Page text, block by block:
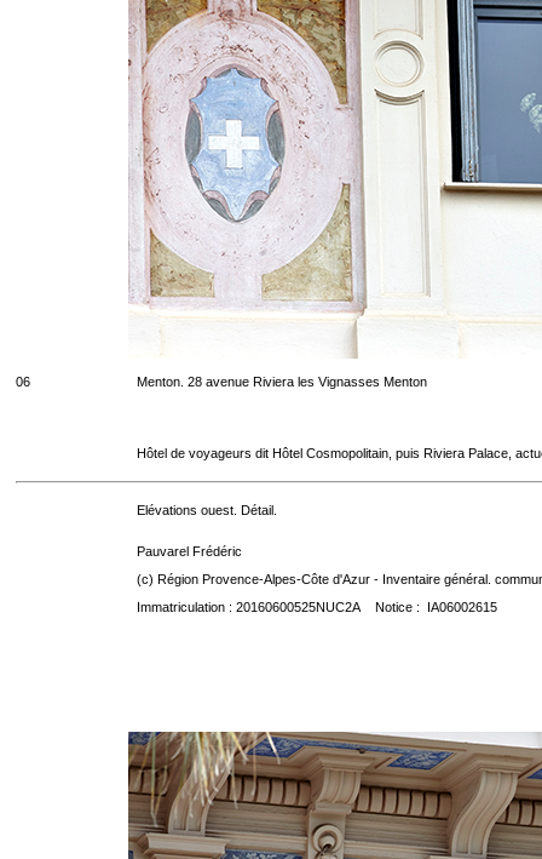
06 Menton. 28 avenue Riviera les Vignasses Menton
Hôtel de voyageurs dit Hôtel Cosmopolitain, puis Riviera Palace,
Elévations ouest. Détail.
Pauvarel Frédéric
(c) Région Provence-Alpes-Côte d'Azur - Inventaire général.
Immatriculation : 20160600525NUC2A Notice : IA06002615